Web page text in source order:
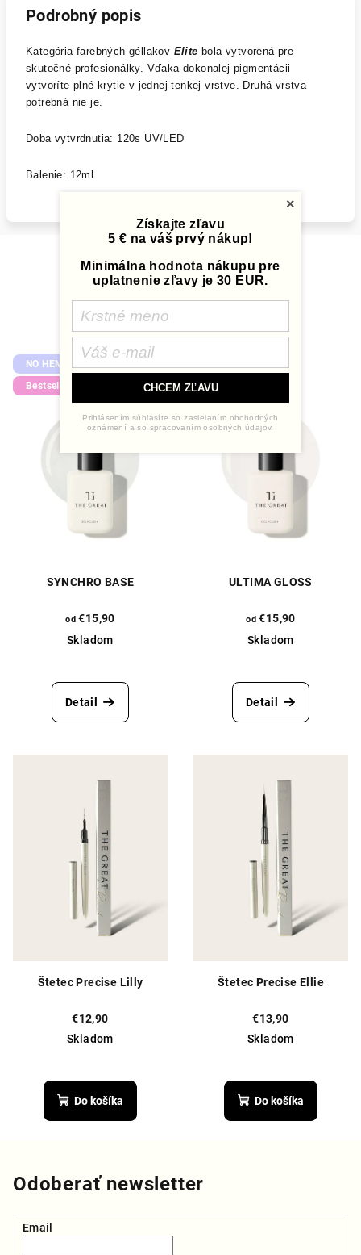
Podrobný popis
Kategória farebných géllakov Elite bola vytvorená pre
skutočné profesionálky. Vďaka dokonalej pigmentácii
vytvoríte plné krytie v jednej tenkej vrstve. Druhá vrstva
potrebná nie je.
Doba vytvrdnutia: 120s UV/LED
Balenie: 12ml
Súvisiaci tovar
NO HEMA
Bestseller
SYNCHRO BASE
od €15,90
Skladom
hodnotenie
produktu
hviezdičiek.
Detail
Bestseller
ULTIMA GLOSS
od €15,90
Skladom
hodnotenie
produktu
hviezdičiek.
Detail
Štetec Precise Lilly
€12,90
Skladom
Do košíka
Štetec Precise Ellie
€13,90
Skladom
hodnotenie
produktu
Do košíka
Odoberať newsletter
Email
×
Získajte zľavu
5 € na váš prvý nákup!
Minimálna hodnota nákupu pre
uplatnenie zľavy je 30 EUR.
CHCEM ZĽAVU
Prihlásením súhlasíte so zasielaním obchodných
oznámení a so spracovaním osobných údajov.